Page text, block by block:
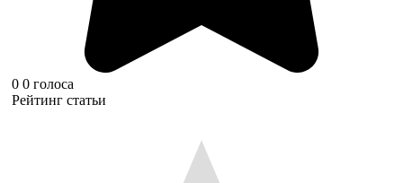
0 0 голоса
Рейтинг статьи